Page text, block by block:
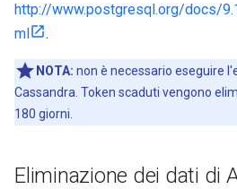
http://www.postgresql.org/docs/
ml
.
NOTA: non è necessario eseguire
Cassandra. Token scaduti vengono
180 giorni.
Eliminazione dei dati di